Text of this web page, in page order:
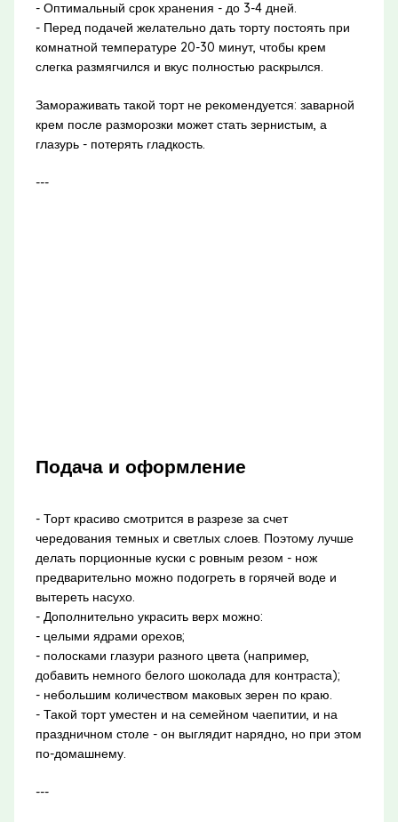
- Оптимальный срок хранения - до 3-4 дней.
- Перед подачей желательно дать торту постоять при
комнатной температуре 20-30 минут, чтобы крем
слегка размягчился и вкус полностью раскрылся.
Замораживать такой торт не рекомендуется: заварной
крем после разморозки может стать зернистым, а
глазурь - потерять гладкость.
---
Подача и оформление
- Торт красиво смотрится в разрезе за счет
чередования темных и светлых слоев. Поэтому лучше
делать порционные куски с ровным резом - нож
предварительно можно подогреть в горячей воде и
вытереть насухо.
- Дополнительно украсить верх можно:
- целыми ядрами орехов;
- полосками глазури разного цвета (например,
добавить немного белого шоколада для контраста);
- небольшим количеством маковых зерен по краю.
- Такой торт уместен и на семейном чаепитии, и на
праздничном столе - он выглядит нарядно, но при этом
по-домашнему.
---